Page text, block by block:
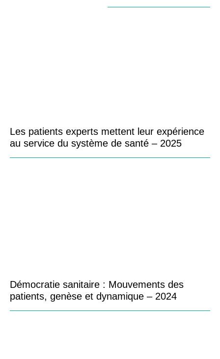
Les patients experts mettent leur expérience
au service du système de santé – 2025
Démocratie sanitaire : Mouvements des
patients, genèse et dynamique – 2024